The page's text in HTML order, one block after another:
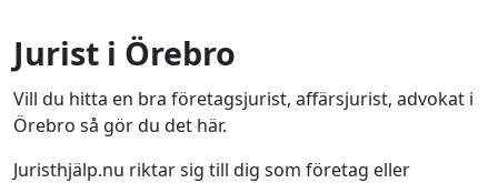
Jurist i Örebro
Vill du hitta en bra företagsjurist, affärsjurist, advokat i
Örebro så gör du det här.
Juristhjälp.nu riktar sig till dig som företag eller